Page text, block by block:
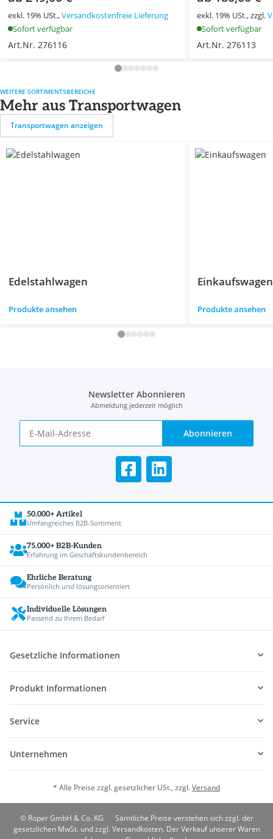
exkl. 19% USt.,Versandkostenfreie Lieferung
Sofort verfügbar
Art.Nr. 276116
exkl. 19% USt., zzgl.
Sofort verfügbar
Art.Nr. 276113
WEITERE SORTIMENTSBEREICHE
Mehr aus Transportwagen
Transportwagen anzeigen
Edelstahlwagen
Produkte ansehen
Einkaufswagen
Produkte ansehen
Newsletter Abonnieren
Abmeldung jederzeit möglich
Abonnieren
50.000+ Artikel
Umfangreiches B2B-Sortiment
75.000+ B2B-Kunden
Erfahrung im Geschäftskundenbereich
Ehrliche Beratung
Persönlich und lösungsorientiert
Individuelle Lösungen
Passend zu Ihrem Bedarf
Gesetzliche Informationen
Produkt Informationen
Service
Unternehmen
* Alle Preise zzgl. gesetzlicher USt., zzgl.Versand
© Roper GmbH & Co. KG
Sämtliche Preise verstehen sich zzgl. der
gesetzlichen MwSt. und zzgl. Versandkosten. Der Verkauf unserer Waren